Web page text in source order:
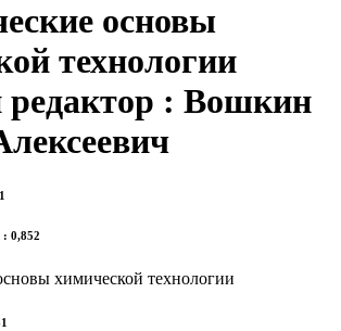
основы
технологии
: Вошкин
0,852